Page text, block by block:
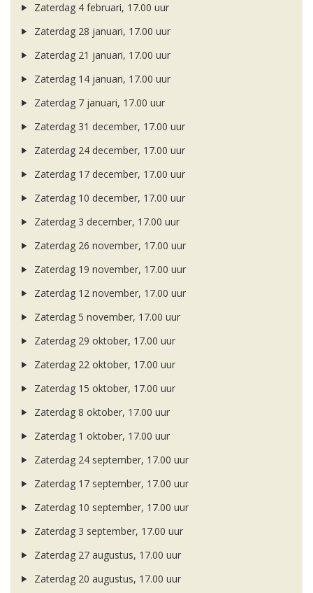
Zaterdag 4 februari, 17.00 uur
Zaterdag 28 januari, 17.00 uur
Zaterdag 21 januari, 17.00 uur
Zaterdag 14 januari, 17.00 uur
Zaterdag 7 januari, 17.00 uur
Zaterdag 31 december, 17.00 uur
Zaterdag 24 december, 17.00 uur
Zaterdag 17 december, 17.00 uur
Zaterdag 10 december, 17.00 uur
Zaterdag 3 december, 17.00 uur
Zaterdag 26 november, 17.00 uur
Zaterdag 19 november, 17.00 uur
Zaterdag 12 november, 17.00 uur
Zaterdag 5 november, 17.00 uur
Zaterdag 29 oktober, 17.00 uur
Zaterdag 22 oktober, 17.00 uur
Zaterdag 15 oktober, 17.00 uur
Zaterdag 8 oktober, 17.00 uur
Zaterdag 1 oktober, 17.00 uur
Zaterdag 24 september, 17.00 uur
Zaterdag 17 september, 17.00 uur
Zaterdag 10 september, 17.00 uur
Zaterdag 3 september, 17.00 uur
Zaterdag 27 augustus, 17.00 uur
Zaterdag 20 augustus, 17.00 uur